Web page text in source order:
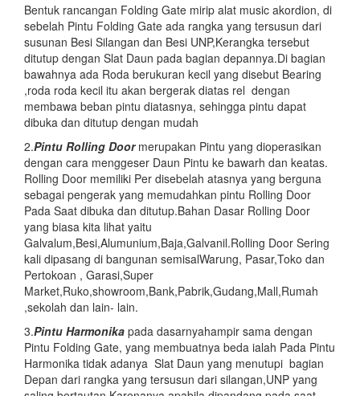
Bentuk rancangan Folding Gate mirip alat music akordion, di
sebelah Pintu Folding Gate ada rangka yang tersusun dari
susunan Besi Silangan dan Besi UNP,Kerangka tersebut
ditutup dengan Slat Daun pada bagian depannya.Di bagian
bawahnya ada Roda berukuran kecil yang disebut Bearing
,roda roda kecil itu akan bergerak diatas rel dengan
membawa beban pintu diatasnya, sehingga pintu dapat
dibuka dan ditutup dengan mudah
2.Pintu Rolling Doormerupakan Pintu yang dioperasikan
dengan cara menggeser Daun Pintu ke bawarh dan keatas.
Rolling Door memiliki Per disebelah atasnya yang berguna
sebagai pengerak yang memudahkan pintu Rolling Door
Pada Saat dibuka dan ditutup.Bahan Dasar Rolling Door
yang biasa kita lihat yaitu
Galvalum,Besi,Alumunium,Baja,Galvanil.Rolling Door Sering
kali dipasang di bangunan semisalWarung, Pasar,Toko dan
Pertokoan , Garasi,Super
Market,Ruko,showroom,Bank,Pabrik,Gudang,Mall,Rumah
,sekolah dan lain- lain.
3.Pintu Harmonika pada dasarnyahampir sama dengan
Pintu Folding Gate, yang membuatnya beda ialah Pada Pintu
Harmonika tidak adanya Slat Daun yang menutupi bagian
Depan dari rangka yang tersusun dari silangan,UNP yang